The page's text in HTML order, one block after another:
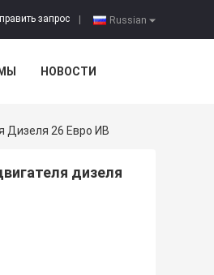
Russian
запрос
НОВОСТИ
Дизеля 26 Евро ИВ
дизеля